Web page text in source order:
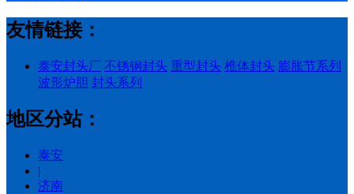
友情链接：
泰安封头厂 不锈钢封头 重型封头 椎体封头 膨胀节系列
波形炉胆 封头系列
地区分站：
泰安
|
济南